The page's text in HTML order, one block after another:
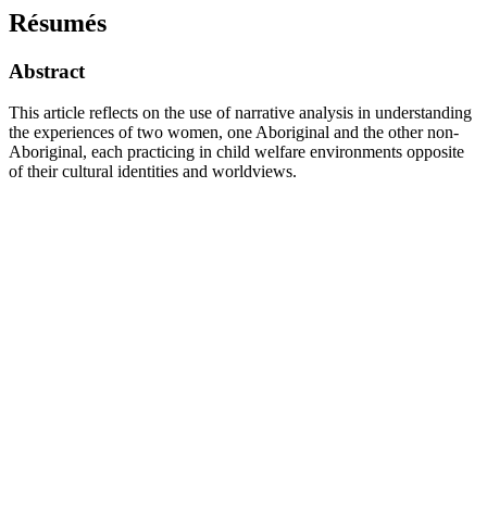
Résumés
Abstract
This article reflects on the use of narrative analysis in understanding
the experiences of two women, one Aboriginal and the other non-
Aboriginal, each practicing in child welfare environments opposite
of their cultural identities and worldviews.